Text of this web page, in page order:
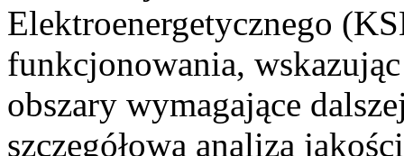
Elektroenergetycznego
funkcjonowania,
obszary wymagające
szczegółowa analiza